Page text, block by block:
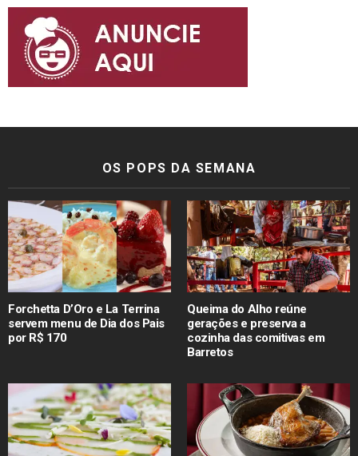
OS POPS DA SEMANA
Forchetta D’Oro e La Terrina
servem menu de Dia dos Pais
por R$ 170
Queima do Alho reúne
gerações e preserva a
cozinha das comitivas em
Barretos